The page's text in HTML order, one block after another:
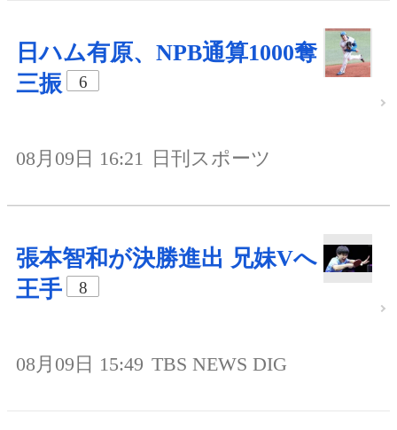
日ハム有原、NPB通算1000奪
三振
6
08月09日 16:21 日刊スポーツ
張本智和が決勝進出 兄妹Vへ
王手
8
08月09日 15:49 TBS NEWS DIG